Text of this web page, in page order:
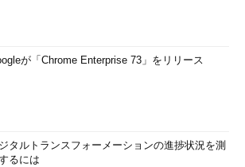
が「Chrome Enterprise 73」をリリース
タルトランスフォーメーションの進捗状況を測
るには